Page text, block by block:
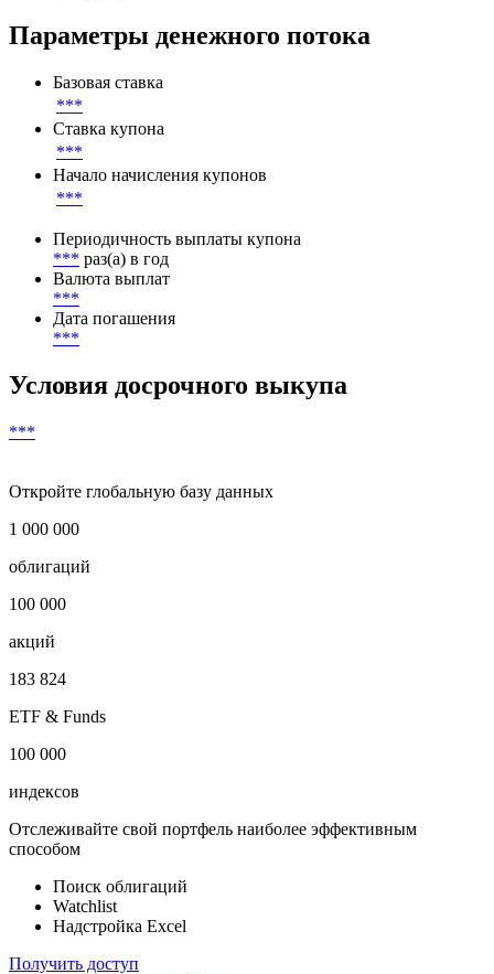
Параметры денежного потока
Базовая ставка
***
Ставка купона
***
Начало начисления купонов
***
Периодичность выплаты купона
*** раз(а) в год
Валюта выплат
***
Дата погашения
***
Условия досрочного выкупа
***
Откройте глобальную базу данных
1 000 000
облигаций
100 000
акций
183 824
ETF & Funds
100 000
индексов
Отслеживайте свой портфель наиболее эффективным
способом
Поиск облигаций
Watchlist
Надстройка Excel
Получить доступ